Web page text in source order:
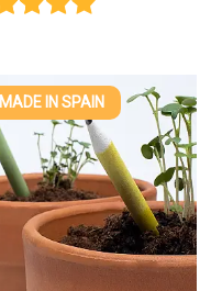
MADE IN SPAIN